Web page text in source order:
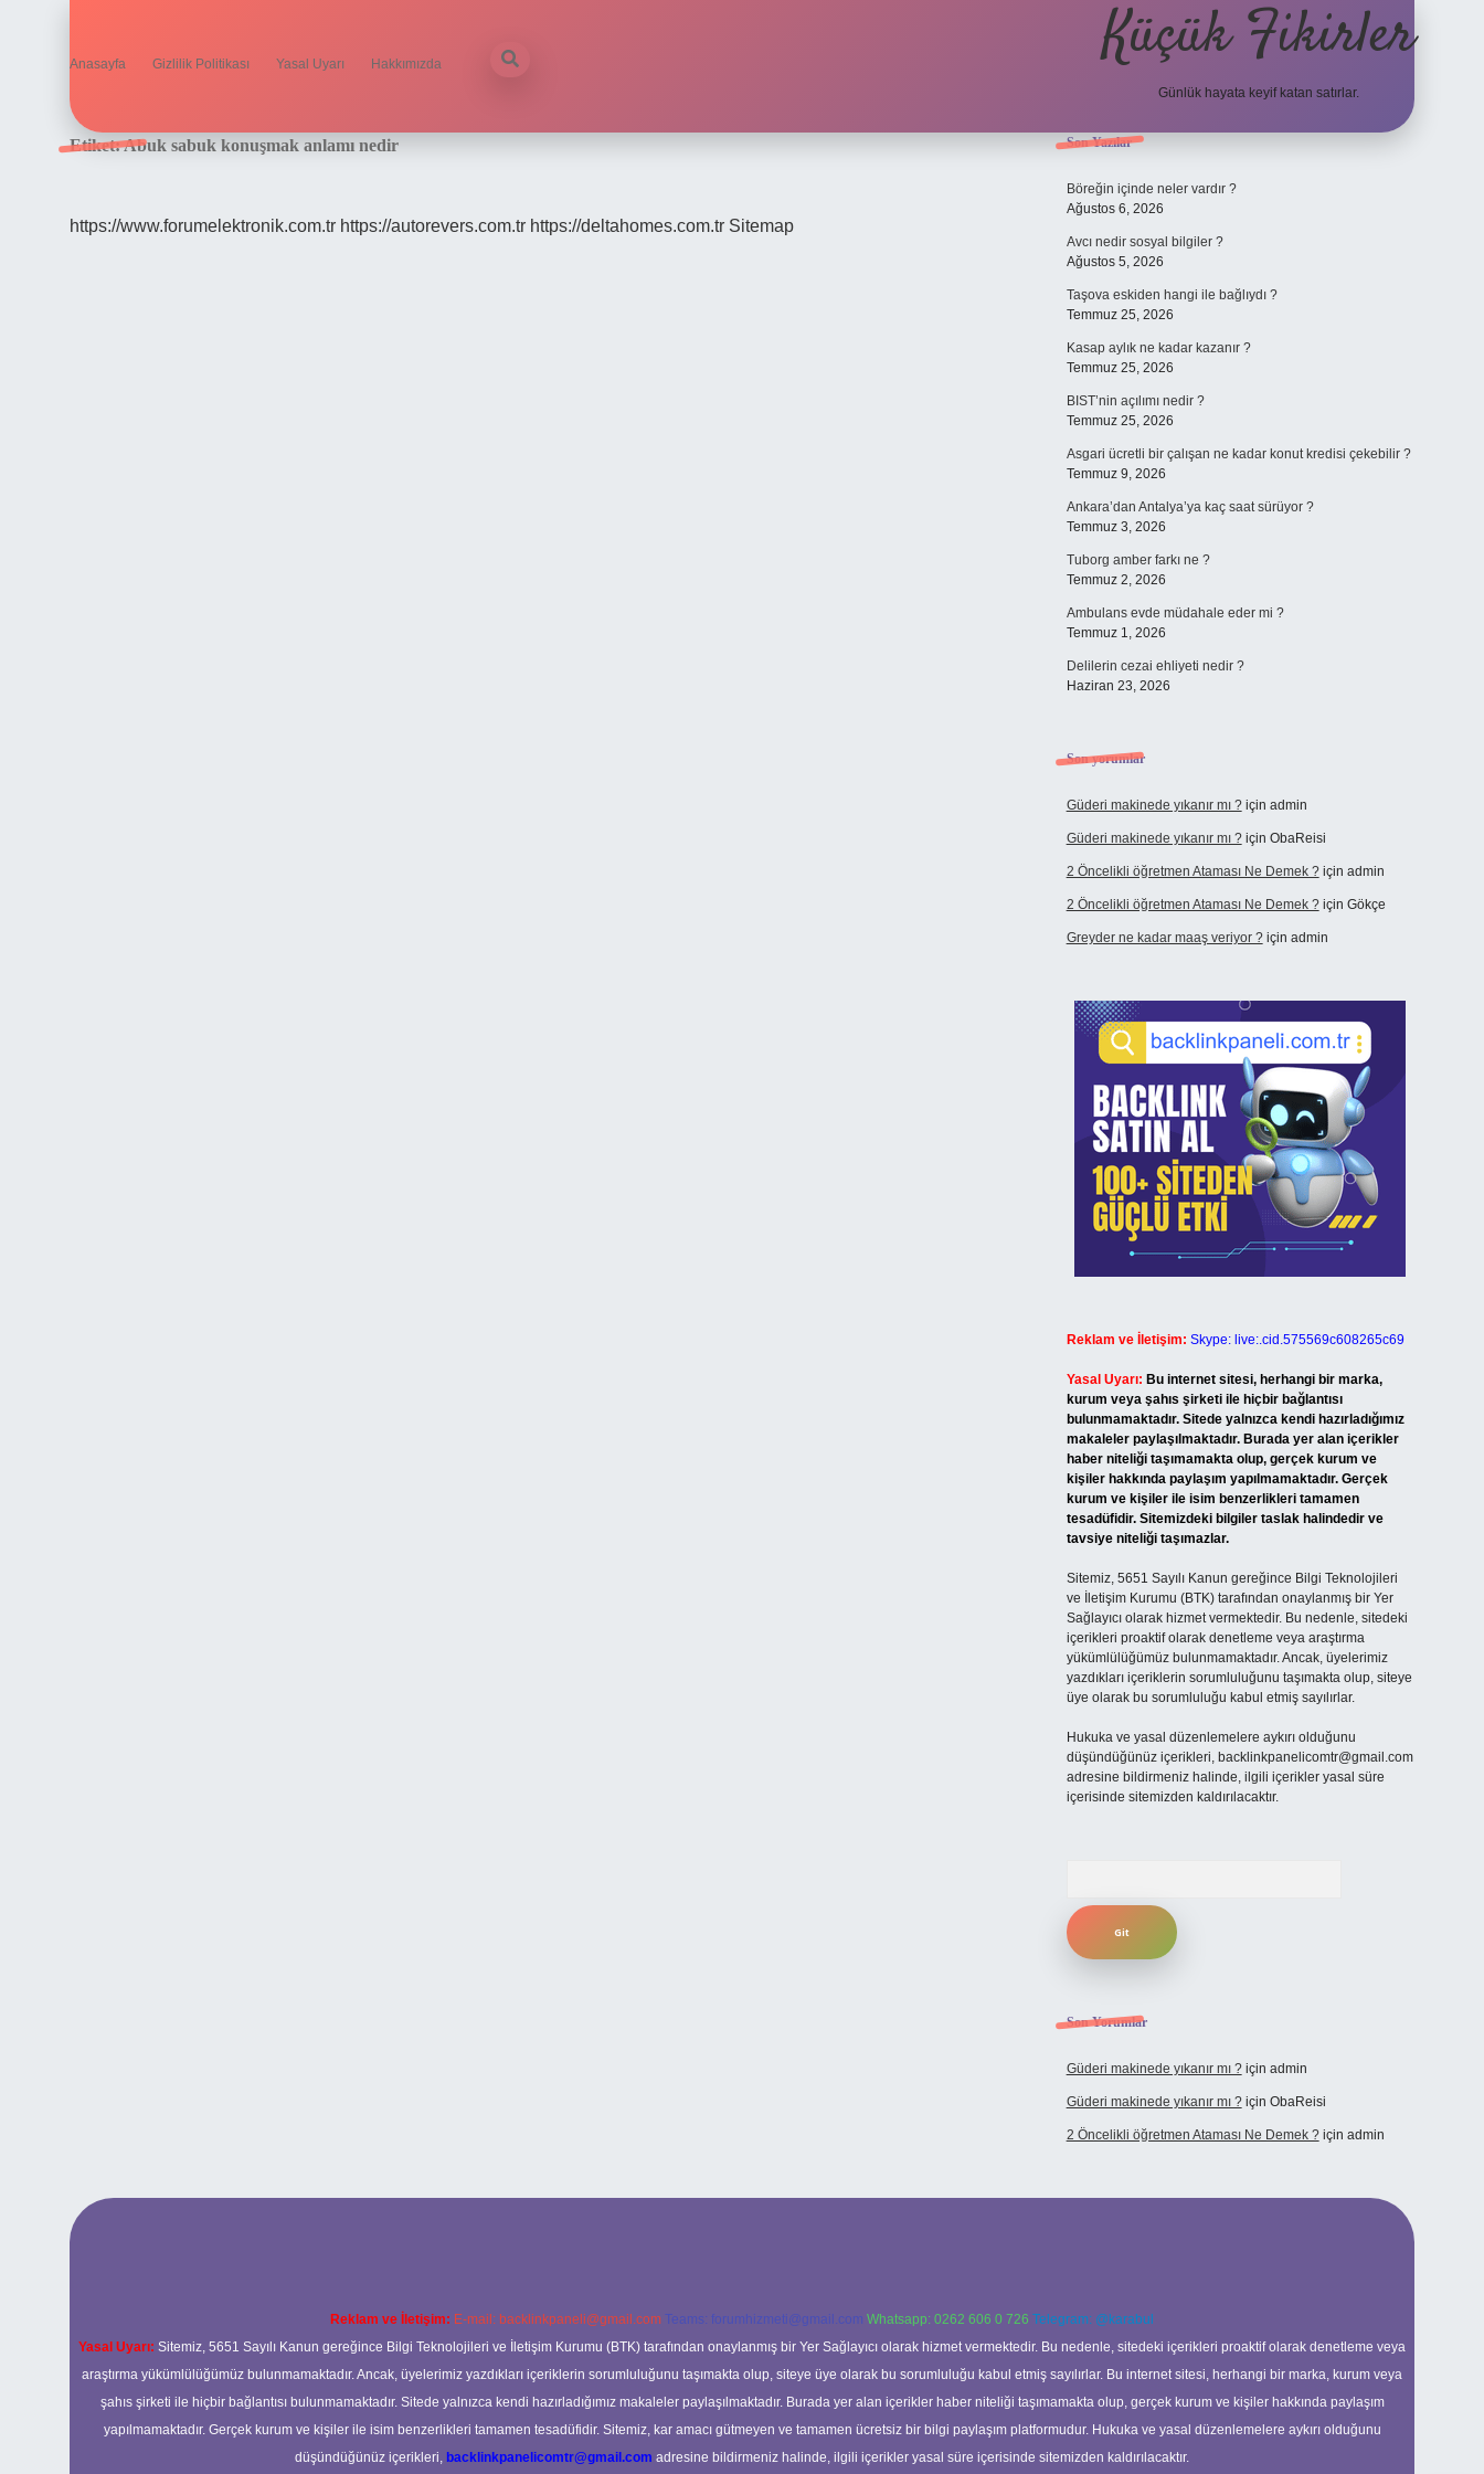
Anasayfa Gizlilik Politikası Yasal Uyarı Hakkımızda Küçük Fikirler
Günlük hayata keyif katan satırlar.
Etiket:Abuk sabuk konuşmak anlamı nedir
https://www.forumelektronik.com.tr https://autorevers.com.tr https://deltahomes.com.tr Sitemap
Sidebar
Son Yazılar
Böreğin içinde neler vardır ?
Ağustos 6, 2026
Avcı nedir sosyal bilgiler ?
Ağustos 5, 2026
Taşova eskiden hangi ile bağlıydı ?
Temmuz 25, 2026
Kasap aylık ne kadar kazanır ?
Temmuz 25, 2026
BIST’nin açılımı nedir ?
Temmuz 25, 2026
Asgari ücretli bir çalışan ne kadar konut kredisi çekebilir ?
Temmuz 9, 2026
Ankara’dan Antalya’ya kaç saat sürüyor ?
Temmuz 3, 2026
Tuborg amber farkı ne ?
Temmuz 2, 2026
Ambulans evde müdahale eder mi ?
Temmuz 1, 2026
Delilerin cezai ehliyeti nedir ?
Haziran 23, 2026
Son yorumlar
Güderi makinede yıkanır mı ?için admin
Güderi makinede yıkanır mı ?için ObaReisi
2 Öncelikli öğretmen Ataması Ne Demek ?için admin
2 Öncelikli öğretmen Ataması Ne Demek ?için Gökçe
Greyder ne kadar maaş veriyor ?için admin
Reklam ve İletişim: Skype: live:.cid.575569c608265c69
Yasal Uyarı: Bu internet sitesi, herhangi bir marka,
kurum veya şahıs şirketi ile hiçbir bağlantısı
bulunmamaktadır. Sitede yalnızca kendi hazırladığımız
makaleler paylaşılmaktadır. Burada yer alan içerikler
haber niteliği taşımamakta olup, gerçek kurum ve
kişiler hakkında paylaşım yapılmamaktadır. Gerçek
kurum ve kişiler ile isim benzerlikleri tamamen
tesadüfidir. Sitemizdeki bilgiler taslak halindedir ve
tavsiye niteliği taşımazlar.
Sitemiz, 5651 Sayılı Kanun gereğince Bilgi Teknolojileri
ve İletişim Kurumu (BTK) tarafından onaylanmış bir Yer
Sağlayıcı olarak hizmet vermektedir. Bu nedenle, sitedeki
içerikleri proaktif olarak denetleme veya araştırma
yükümlülüğümüz bulunmamaktadır. Ancak, üyelerimiz
yazdıkları içeriklerin sorumluluğunu taşımakta olup, siteye
üye olarak bu sorumluluğu kabul etmiş sayılırlar.
Hukuka ve yasal düzenlemelere aykırı olduğunu
düşündüğünüz içerikleri, backlinkpanelicomtr@gmail.com
adresine bildirmeniz halinde, ilgili içerikler yasal süre
içerisinde sitemizden kaldırılacaktır.
Son Yorumlar
Güderi makinede yıkanır mı ?için admin
Güderi makinede yıkanır mı ?için ObaReisi
2 Öncelikli öğretmen Ataması Ne Demek ?için admin
Reklam ve İletişim: E-mail: backlinkpaneli@gmail.com Teams: forumhizmeti@gmail.com Whatsapp: 0262 606 0 726 Telegram: @karabul
Yasal Uyarı: Sitemiz, 5651 Sayılı Kanun gereğince Bilgi Teknolojileri ve İletişim Kurumu (BTK) tarafından onaylanmış bir Yer Sağlayıcı olarak hizmet vermektedir. Bu nedenle, sitedeki içerikleri proaktif olarak denetleme veya
araştırma yükümlülüğümüz bulunmamaktadır. Ancak, üyelerimiz yazdıkları içeriklerin sorumluluğunu taşımakta olup, siteye üye olarak bu sorumluluğu kabul etmiş sayılırlar. Bu internet sitesi, herhangi bir marka, kurum veya
şahıs şirketi ile hiçbir bağlantısı bulunmamaktadır. Sitede yalnızca kendi hazırladığımız makaleler paylaşılmaktadır. Burada yer alan içerikler haber niteliği taşımamakta olup, gerçek kurum ve kişiler hakkında paylaşım
yapılmamaktadır. Gerçek kurum ve kişiler ile isim benzerlikleri tamamen tesadüfidir. Sitemiz, kar amacı gütmeyen ve tamamen ücretsiz bir bilgi paylaşım platformudur. Hukuka ve yasal düzenlemelere aykırı olduğunu
düşündüğünüz içerikleri, backlinkpanelicomtr@gmail.com adresine bildirmeniz halinde, ilgili içerikler yasal süre içerisinde sitemizden kaldırılacaktır.